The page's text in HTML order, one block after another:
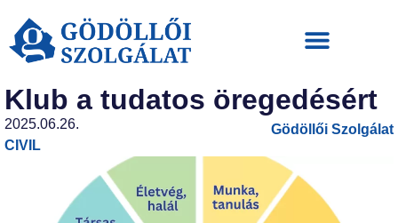
Klub a tudatos öregedésért
2025.06.26.
CIVIL
Gödöllői Szolgálat